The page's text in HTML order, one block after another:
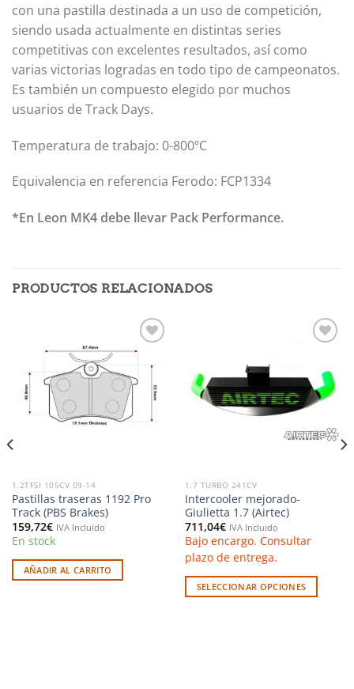
con una pastilla destinada a un uso de competición,
siendo usada actualmente en distintas series
competitivas con excelentes resultados, así como
varias victorias logradas en todo tipo de campeonatos.
Es también un compuesto elegido por muchos
usuarios de Track Days.
Temperatura de trabajo: 0-800ºC
Equivalencia en referencia Ferodo: FCP1334
*En Leon MK4 debe llevar Pack Performance.
PRODUCTOS RELACIONADOS
Añadir
a la
lista de
deseos
1.2TFSI 105CV 09-14
Pastillas traseras 1192 Pro
Track (PBS Brakes)
159,72€ IVA Incluido
En stock
AÑADIR AL CARRITO
lista de
deseos
1.7 TURBO 241CV
Intercooler mejorado-
Giulietta 1.7 (Airtec)
711,04€ IVA Incluido
Bajo encargo. Consultar
plazo de entrega.
SELECCIONAR OPCIONES